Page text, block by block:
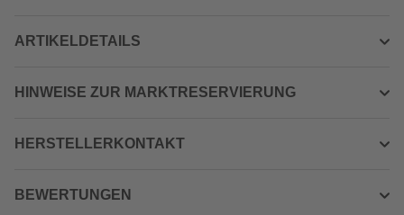
ARTIKELDETAILS
HINWEISE ZUR MARKTRESERVIERUNG
HERSTELLERKONTAKT
BEWERTUNGEN